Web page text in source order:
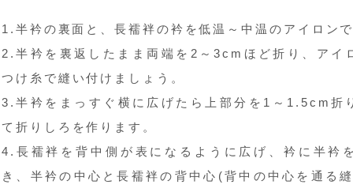
1.半衿の裏面と、長襦袢の衿を低温～中温のアイロン
2.半衿を裏返したまま両端を2～3cmほど折り、アイ
つけ糸で縫い付けましょう。
3.半衿をまっすぐ横に広げたら上部分を1～1.5cm折
て折りしろを作ります。
4.長襦袢を背中側が表になるように広げ、衿に半衿
き、半衿の中心と長襦袢の背中心(背中の中心を通る